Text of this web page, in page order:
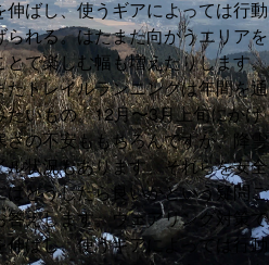
伸ばし、使うギアによっては行動
られる。はたまた向かうエリアを
とで楽しむ幅も増えたりします。
たトレイルランニングは年間を通
たいもの。12月〜3月上旬にかけ
さの不安ももちろんですが、降雪
ル状況もあります。それらを安全
はどうしたら良いかという疑問ご
答えします。ウェアリング対策で
伸ばし、使うギアによっては行動